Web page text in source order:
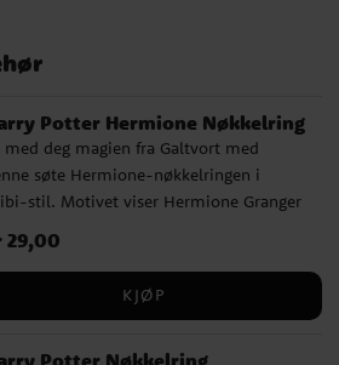
Potter Hermione Nøkkelring
med deg magien fra Galtvort med
søte Hermione-nøkkelringen i
stil. Motivet viser Hermione Granger
sin, en perfekt detalj på
eller sekken. En morsom
figurene i søtt design. ✔️ Laget av
:kr 29,00
29,00
KJØP